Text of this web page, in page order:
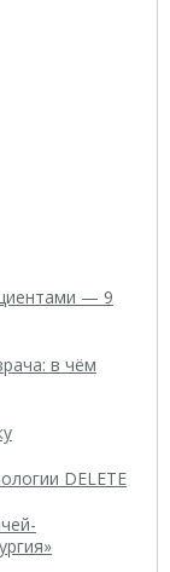
— 9
в чём
DELETE